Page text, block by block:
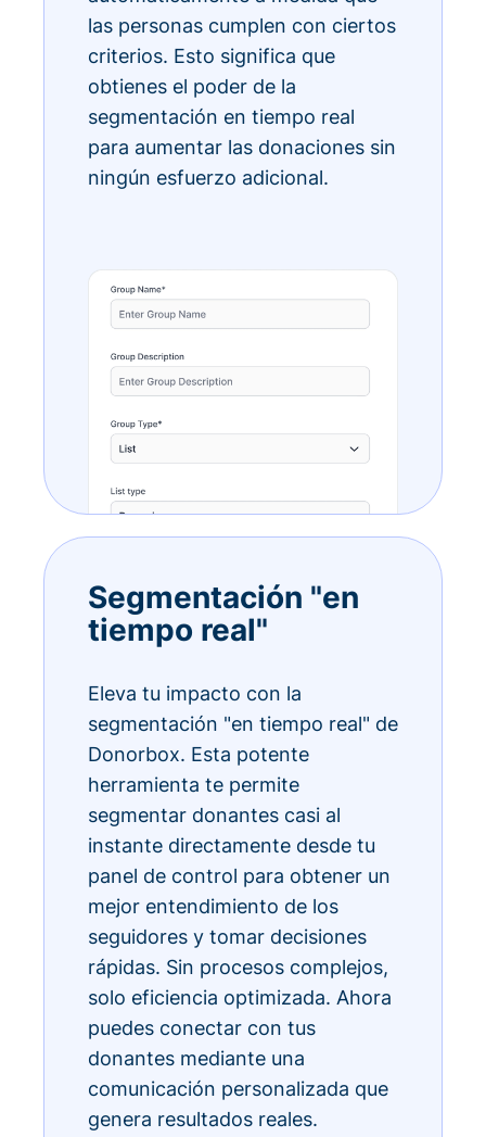
las personas cumplen con ciertos
criterios. Esto significa que
obtienes el poder de la
segmentación en tiempo real
para aumentar las donaciones sin
ningún esfuerzo adicional.
Segmentación "en
tiempo real"
Eleva tu impacto con la
segmentación "en tiempo real" de
Donorbox. Esta potente
herramienta te permite
segmentar donantes casi al
instante directamente desde tu
panel de control para obtener un
mejor entendimiento de los
seguidores y tomar decisiones
rápidas. Sin procesos complejos,
solo eficiencia optimizada. Ahora
puedes conectar con tus
donantes mediante una
comunicación personalizada que
genera resultados reales.